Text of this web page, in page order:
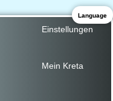
Einstellungen
Mein Kreta
Language